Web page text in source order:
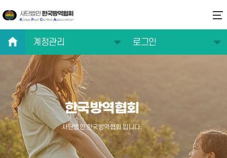
계정관리
협회소개
주요사업
연구/기술/정보
교육/자격증
알림마당
로그인
아이디 찾기
비밀번호 찾기
한국방역협회
사단법인 한국방역협회 입니다.